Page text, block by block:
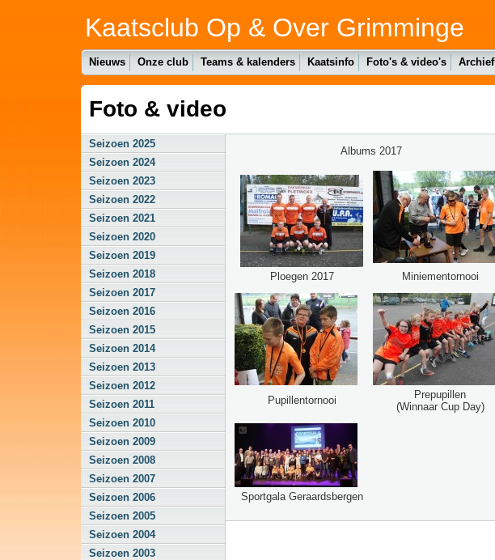
Kaatsclub Op & Over Grimminge
Nieuws Onze club Teams & kalenders Kaatsinfo Foto's & video's Archief
Foto & video
Seizoen 2025
Seizoen 2024
Seizoen 2023
Seizoen 2022
Seizoen 2021
Seizoen 2020
Seizoen 2019
Seizoen 2018
Seizoen 2017
Seizoen 2016
Seizoen 2015
Seizoen 2014
Seizoen 2013
Seizoen 2012
Seizoen 2011
Seizoen 2010
Seizoen 2009
Seizoen 2008
Seizoen 2007
Seizoen 2006
Seizoen 2005
Seizoen 2004
Seizoen 2003
Albums 2017
Ploegen 2017 Miniementornooi
Pupillentornooi
Prepupillen
(Winnaar Cup Day)
Sportgala Geraardsbergen